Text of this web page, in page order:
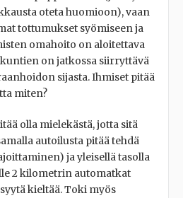
oteta huomioon), vaan
tottumukset syömiseen ja
omahoito on aloitettava
on jatkossa siirryttävä
sijasta. Ihmiset pitää
miten?
olla mielekästä, jotta sitä
autoilusta pitää tehdä
ja yleisellä tasolla
2 kilometrin automatkat
kieltää. Toki myös